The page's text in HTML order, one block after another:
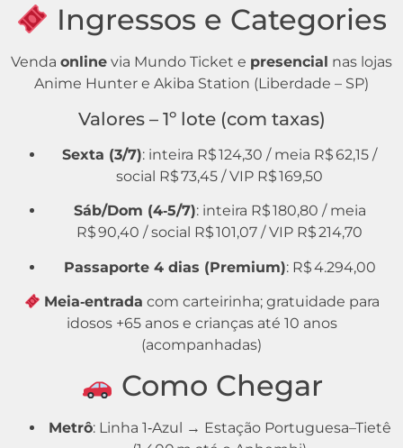
Ingressos e Categories
Venda online via Mundo Ticket e presencial nas lojas
Anime Hunter e Akiba Station (Liberdade – SP)
Valores – 1º lote (com taxas)
Sexta (3/7): inteira R$ 124,30 / meia R$ 62,15 /
social R$ 73,45 / VIP R$ 169,50
Sáb/Dom (4‑5/7): inteira R$ 180,80 / meia
R$ 90,40 / social R$ 101,07 / VIP R$ 214,70
Passaporte 4 dias (Premium): R$ 4.294,00
Meia‑entrada com carteirinha; gratuidade para
idosos +65 anos e crianças até 10 anos
(acompanhadas)
Como Chegar
Metrô: Linha 1‑Azul → Estação Portuguesa–Tietê